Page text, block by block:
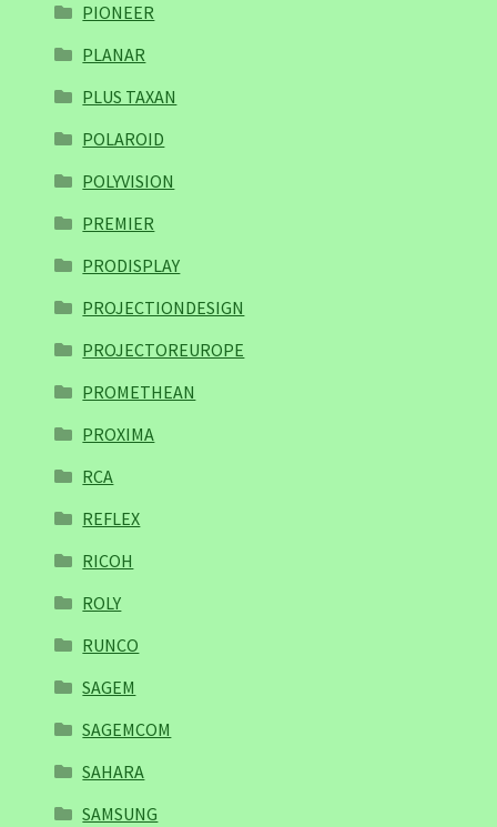
PIONEER
PLANAR
PLUS TAXAN
POLAROID
POLYVISION
PREMIER
PRODISPLAY
PROJECTIONDESIGN
PROJECTOREUROPE
PROMETHEAN
PROXIMA
RCA
REFLEX
RICOH
ROLY
RUNCO
SAGEM
SAGEMCOM
SAHARA
SAMSUNG